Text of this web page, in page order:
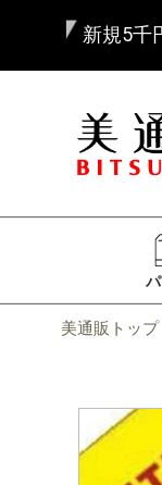
新規5千
美通販トップ